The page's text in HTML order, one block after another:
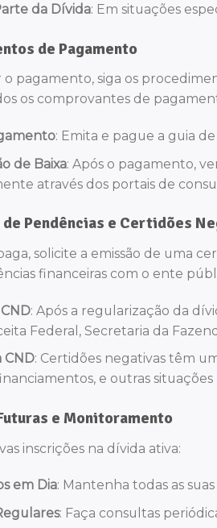
da Dívida: Em situações
de Pagamento
o pagamento, siga os
os comprovantes de
: Emita e pague a guia
de Baixa: Após o pagamento,
através dos portais de
de Pendências e Certidões
solicite a emissão de uma
financeiras com o ente
: Após a regularização da
Federal, Secretaria da
CND: Certidões negativas têm
e outras situações
e Monitoramento
inscrições na dívida ativa:
em Dia: Mantenha todas as
: Faça consultas